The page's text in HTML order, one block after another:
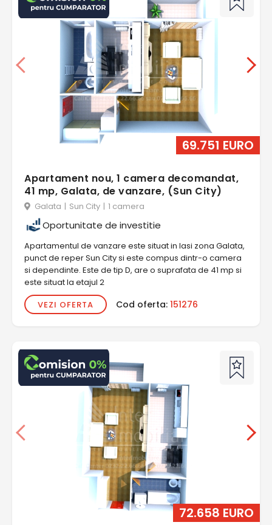
69.751 EURO
Apartament nou, 1 camera decomandat,
41 mp, Galata, de vanzare, (Sun City)
Galata | Sun City | 1 camera
Oportunitate de investitie
Apartamentul de vanzare este situat in Iasi zona Galata,
punct de reper Sun City si este compus dintr-o camera
si dependinte. Este de tip D, are o suprafata de 41 mp si
este situat la etajul 2
VEZI OFERTA
Cod oferta: 151276
72.658 EURO